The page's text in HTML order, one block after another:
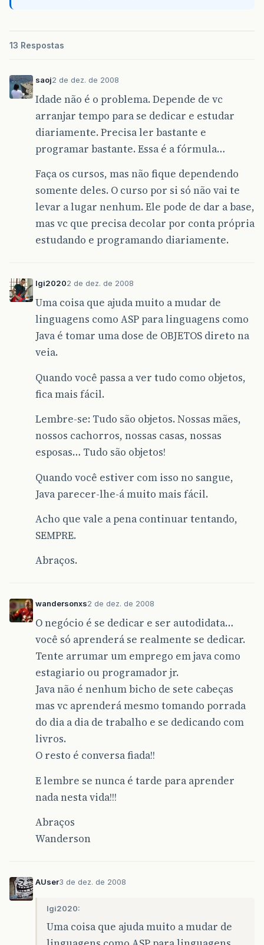
13 Respostas
saoj2 de dez. de 2008
Idade não é o problema. Depende de vc
arranjar tempo para se dedicar e estudar
diariamente. Precisa ler bastante e
programar bastante. Essa é a fórmula…
Faça os cursos, mas não fique dependendo
somente deles. O curso por si só não vai te
levar a lugar nenhum. Ele pode de dar a base,
mas vc que precisa decolar por conta própria
estudando e programando diariamente.
lgi20202 de dez. de 2008
Uma coisa que ajuda muito a mudar de
linguagens como ASP para linguagens como
Java é tomar uma dose de OBJETOS direto na
veia.
Quando você passa a ver tudo como objetos,
fica mais fácil.
Lembre-se: Tudo são objetos. Nossas mães,
nossos cachorros, nossas casas, nossas
esposas… Tudo são objetos!
Quando você estiver com isso no sangue,
Java parecer-lhe-á muito mais fácil.
Acho que vale a pena continuar tentando,
SEMPRE.
Abraços.
wandersonxs2 de dez. de 2008
O negócio é se dedicar e ser autodidata…
você só aprenderá se realmente se dedicar.
Tente arrumar um emprego em java como
estagiario ou programador jr.
Java não é nenhum bicho de sete cabeças
mas vc aprenderá mesmo tomando porrada
do dia a dia de trabalho e se dedicando com
livros.
O resto é conversa fiada!!
E lembre se nunca é tarde para aprender
nada nesta vida!!!
Abraços
Wanderson
AUser3 de dez. de 2008
lgi2020:
Uma coisa que ajuda muito a mudar de